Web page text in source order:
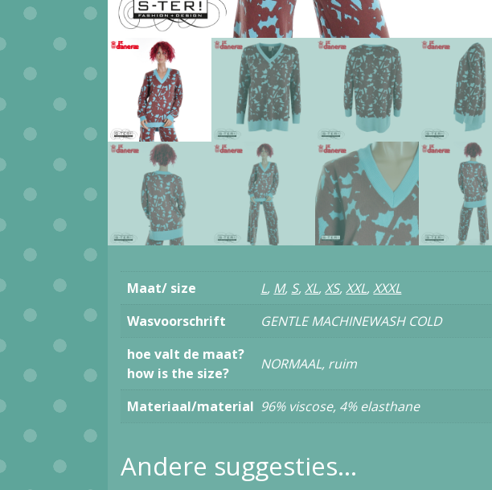
Maat/ size L, M, S,XL,XS,XXL,XXXL
Wasvoorschrift
GENTLE MACHINEWASH COLD
hoe valt de maat?
how is the size?
NORMAAL, ruim
Materiaal/material 96% viscose, 4% elasthane
Andere suggesties…